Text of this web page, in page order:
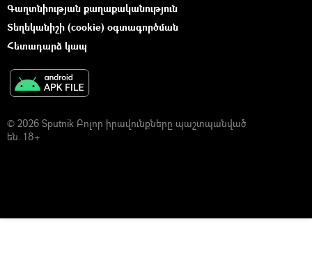
Գաղտնիության քաղաքականություն
Տեղեկանիշի (cookie) օգտագործման
Հետադարձ կապ
© 2026 Sputnik Բոլոր իրավունքները պաշտպանված
են. 18+